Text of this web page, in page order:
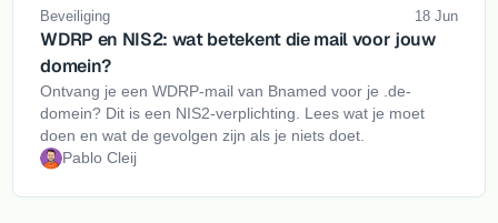
Beveiliging 18 Jun
WDRP en NIS2: wat betekent die mail voor jouw
domein?
Ontvang je een WDRP-mail van Bnamed voor je .de-
domein? Dit is een NIS2-verplichting. Lees wat je moet
doen en wat de gevolgen zijn als je niets doet.
Pablo Cleij